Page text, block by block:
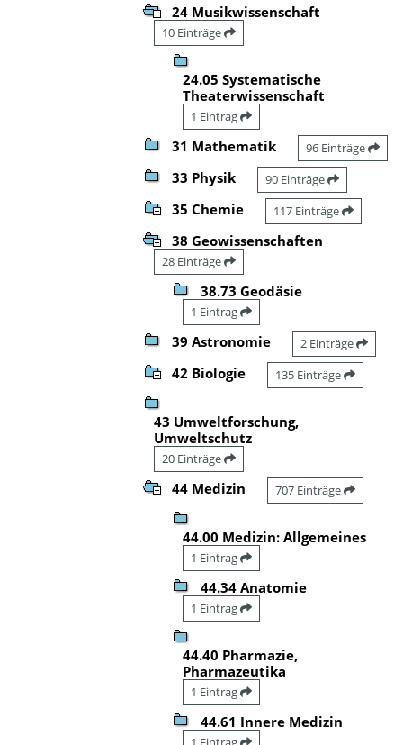
24 Musikwissenschaft
10 Einträge
24.05 Systematische
Theaterwissenschaft
1 Eintrag
31 Mathematik 96 Einträge
33 Physik 90 Einträge
35 Chemie 117 Einträge
38 Geowissenschaften
28 Einträge
38.73 Geodäsie
1 Eintrag
39 Astronomie 2 Einträge
42 Biologie 135 Einträge
43 Umweltforschung,
Umweltschutz
20 Einträge
44 Medizin 707 Einträge
44.00 Medizin: Allgemeines
1 Eintrag
44.34 Anatomie
1 Eintrag
44.40 Pharmazie,
Pharmazeutika
1 Eintrag
44.61 Innere Medizin